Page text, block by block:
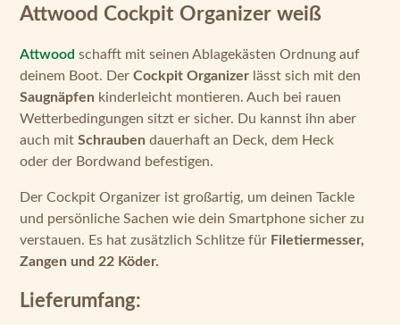
Attwood Cockpit Organizer weiß
Attwood schafft mit seinen Ablagekästen Ordnung auf
deinem Boot. Der Cockpit Organizer lässt sich mit den
Saugnäpfen kinderleicht montieren. Auch bei rauen
Wetterbedingungen sitzt er sicher. Du kannst ihn aber
auch mit Schrauben dauerhaft an Deck, dem Heck
oder der Bordwand befestigen.
Der Cockpit Organizer ist großartig, um deinen Tackle
und persönliche Sachen wie dein Smartphone sicher zu
verstauen. Es hat zusätzlich Schlitze für Filetiermesser,
Zangen und 22 Köder.
Lieferumfang: